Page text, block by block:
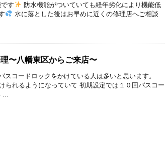
す
防水機能がついていても経年劣化により機能低
水に落とした後はお早めに近くの修理店へご相談
〜八幡東区からご来店〜
スコードロックをかけている人は多いと思います。
られるようになっていて 初期設定では１０回パスコー